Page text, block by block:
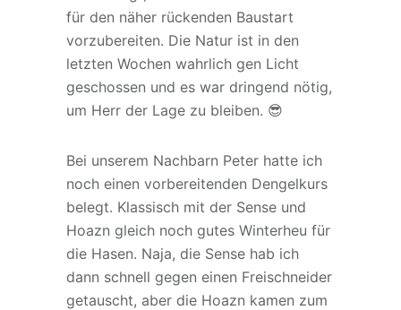
für den näher rückenden Baustart
vorzubereiten. Die Natur ist in den
letzten Wochen wahrlich gen Licht
geschossen und es war dringend nötig,
um Herr der Lage zu bleiben. 😎
Bei unserem Nachbarn Peter hatte ich
noch einen vorbereitenden Dengelkurs
belegt. Klassisch mit der Sense und
Hoazn gleich noch gutes Winterheu für
die Hasen. Naja, die Sense hab ich
dann schnell gegen einen Freischneider
getauscht, aber die Hoazn kamen zum